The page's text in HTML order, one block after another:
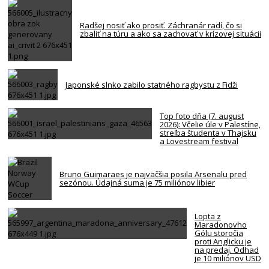
Radšej nosiť ako prosiť. Záchranár radí, čo si
zbaliť na túru a ako sa zachovať v krízovej situácii
Japonské slnko zabilo statného ragbystu z Fidži
Top foto dňa (7. august
2026): Včelie úle v Palestíne,
streľba študenta v Thajsku
a Lovestream festival
Bruno Guimaraes je najväčšia posila Arsenalu pred
sezónou. Údajná suma je 75 miliónov libier
Lopta z
Maradonovho
Gólu storočia
proti Anglicku je
na predaj. Odhad
je 10 miliónov USD